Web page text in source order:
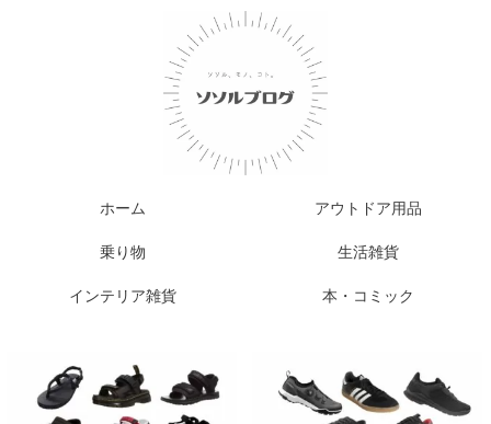
ホーム アウトドア用品
乗り物 生活雑貨
インテリア雑貨 本・コミック